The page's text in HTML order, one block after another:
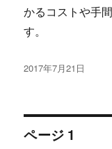
かるコストや手
す。
投
2017年7月21日
投
ページ 1